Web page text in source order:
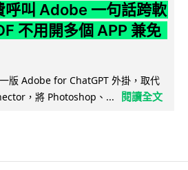
呼叫 Adobe 一句話跨軟
不用開多個 APP 兼免
版 Adobe for ChatGPT 外掛，取代
，將 Photoshop、...
閱讀全文